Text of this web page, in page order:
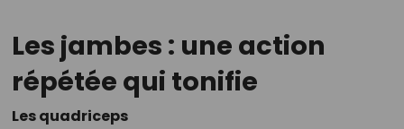
Les jambes : une action
répétée qui tonifie
Les quadriceps